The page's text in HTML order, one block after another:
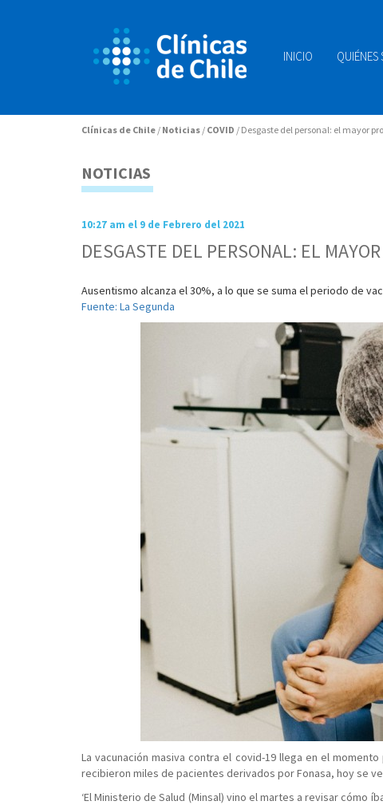
INICIO QUIÉNES
Clínicas de Chile / Noticias / COVID / Desgaste del personal: el mayor
NOTICIAS
10:27 am el 9 de Febrero del 2021
DESGASTE DEL PERSONAL: EL
Ausentismo alcanza el 30%, a lo que se suma el periodo de
Fuente: La Segunda
La vacunación masiva contra el covid-19 llega en el
recibieron miles de pacientes derivados por Fonasa, hoy se
‘El Ministerio de Salud (Minsal) vino el martes a revisar cómo